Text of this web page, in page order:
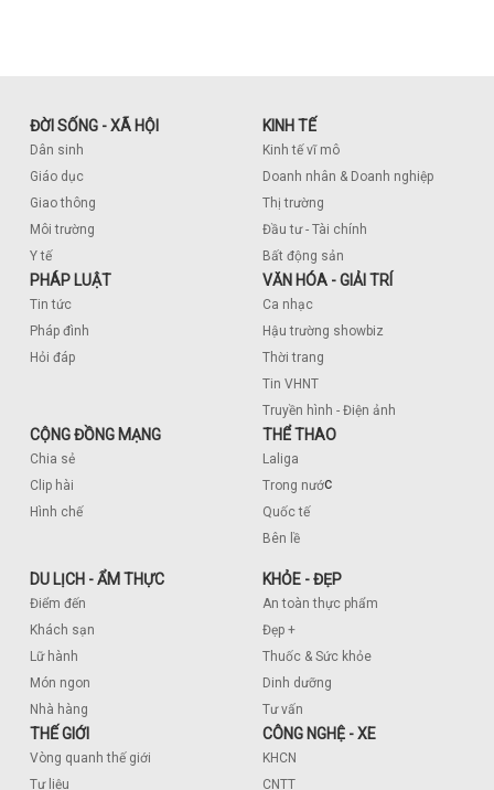
ĐỜI SỐNG - XÃ HỘI
Dân sinh
Giáo dục
Giao thông
Môi trường
Y tế
KINH TẾ
Kinh tế vĩ mô
Doanh nhân & Doanh nghiệp
Thị trường
Đầu tư - Tài chính
Bất động sản
PHÁP LUẬT
Tin tức
Pháp đình
Hỏi đáp
VĂN HÓA - GIẢI TRÍ
Ca nhạc
Hậu trường showbiz
Thời trang
Tin VHNT
Truyền hình - Điện ảnh
CỘNG ĐỒNG MẠNG
Chia sẻ
Clip hài
Hình chế
THỂ THAO
Laliga
Trong nước
Quốc tế
Bên lề
DU LỊCH - ẨM THỰC
Điểm đến
Khách sạn
Lữ hành
Món ngon
Nhà hàng
KHỎE - ĐẸP
An toàn thực phẩm
Đẹp +
Thuốc & Sức khỏe
Dinh dưỡng
Tư vấn
THẾ GIỚI
Vòng quanh thế giới
Tư liệu
CÔNG NGHỆ - XE
KHCN
CNTT